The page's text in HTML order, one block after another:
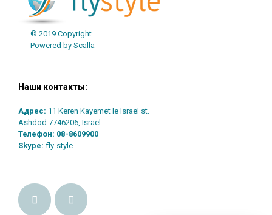
© 2019 Copyright
Powered by Scalla
Наши контакты:
Адрес: 11 Keren Kayemet le Israel st.
Ashdod 7746206, Israel
Телефон: 08-8609900
Skype: fly-style